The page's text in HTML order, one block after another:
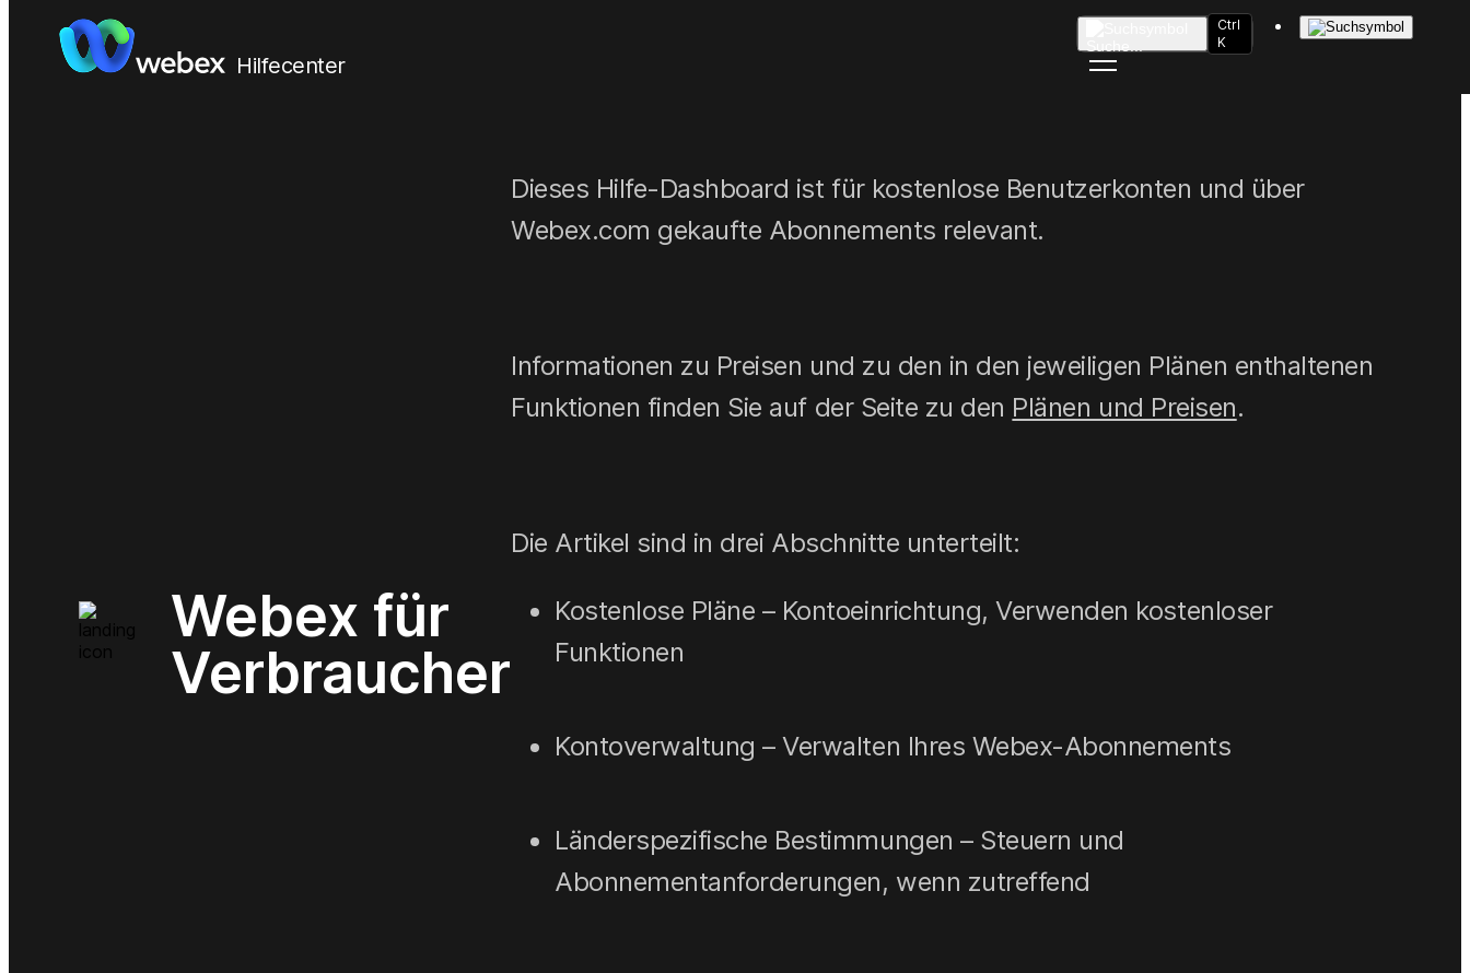
Hilfecenter
Ctrl
K
Webex für
Verbraucher
Dieses Hilfe-Dashboard ist für kostenlose Benutzerkonten und über
Webex.com gekaufte Abonnements relevant.
Informationen zu Preisen und zu den in den jeweiligen Plänen enthaltenen
Funktionen finden Sie auf der Seite zu den Plänen und Preisen.
Die Artikel sind in drei Abschnitte unterteilt:
Kostenlose Pläne – Kontoeinrichtung, Verwenden kostenloser
Funktionen
Kontoverwaltung – Verwalten Ihres Webex-Abonnements
Länderspezifische Bestimmungen – Steuern und
Abonnementanforderungen, wenn zutreffend